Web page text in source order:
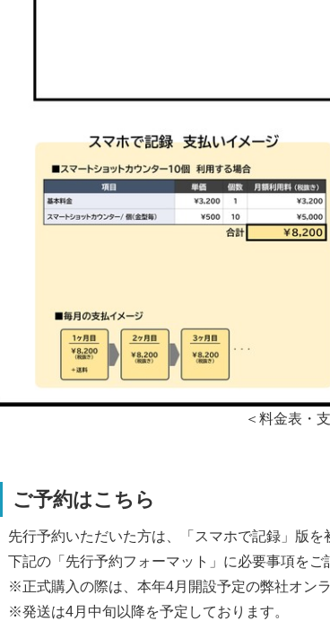
＜料金表・
ご予約はこちら
先行予約いただいた方は、「スマホで記録」版を
下記の「先行予約フォーマット」に必要事項をご
※正式購入の際は、本年4月開設予定の弊社オン
※発送は4月中旬以降を予定しております。